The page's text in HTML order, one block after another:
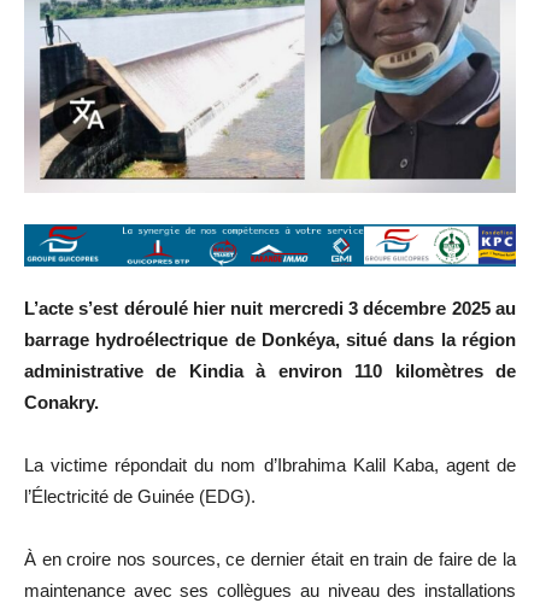
L’acte s’est déroulé hier nuit mercredi 3 décembre 2025 au
barrage hydroélectrique de Donkéya, situé dans la région
administrative de Kindia à environ 110 kilomètres de
Conakry.
La victime répondait du nom d’Ibrahima Kalil Kaba, agent de
l’Électricité de Guinée (EDG).
À en croire nos sources, ce dernier était en train de faire de la
maintenance avec ses collègues au niveau des installations